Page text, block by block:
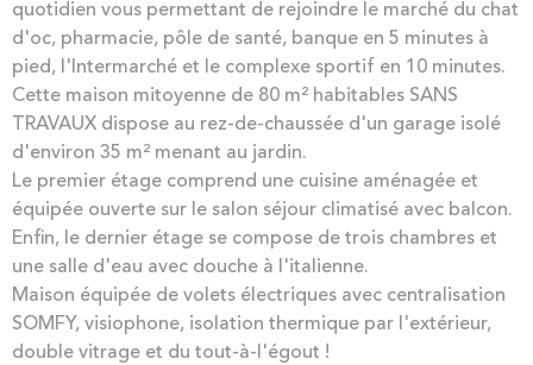
quotidien vous permettant de rejoindre le marché du chat
d'oc, pharmacie, pôle de santé, banque en 5 minutes à
pied, l'Intermarché et le complexe sportif en 10 minutes.
Cette maison mitoyenne de 80 m² habitables SANS
TRAVAUX dispose au rez-de-chaussée d'un garage isolé
d'environ 35 m² menant au jardin.
Le premier étage comprend une cuisine aménagée et
équipée ouverte sur le salon séjour climatisé avec balcon.
Enfin, le dernier étage se compose de trois chambres et
une salle d'eau avec douche à l'italienne.
Maison équipée de volets électriques avec centralisation
SOMFY, visiophone, isolation thermique par l'extérieur,
double vitrage et du tout-à-l'égout !